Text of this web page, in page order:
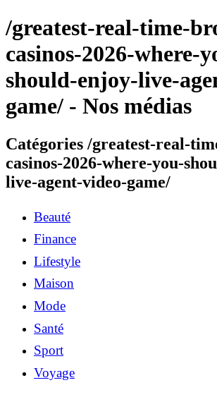
/greatest-real-time-
casinos-2026-where-
should-enjoy-live-
game/ - Nos médias
Catégories /greatest-real-
casinos-2026-where-you-
live-agent-video-game/
Beauté
Finance
Lifestyle
Maison
Mode
Santé
Sport
Voyage